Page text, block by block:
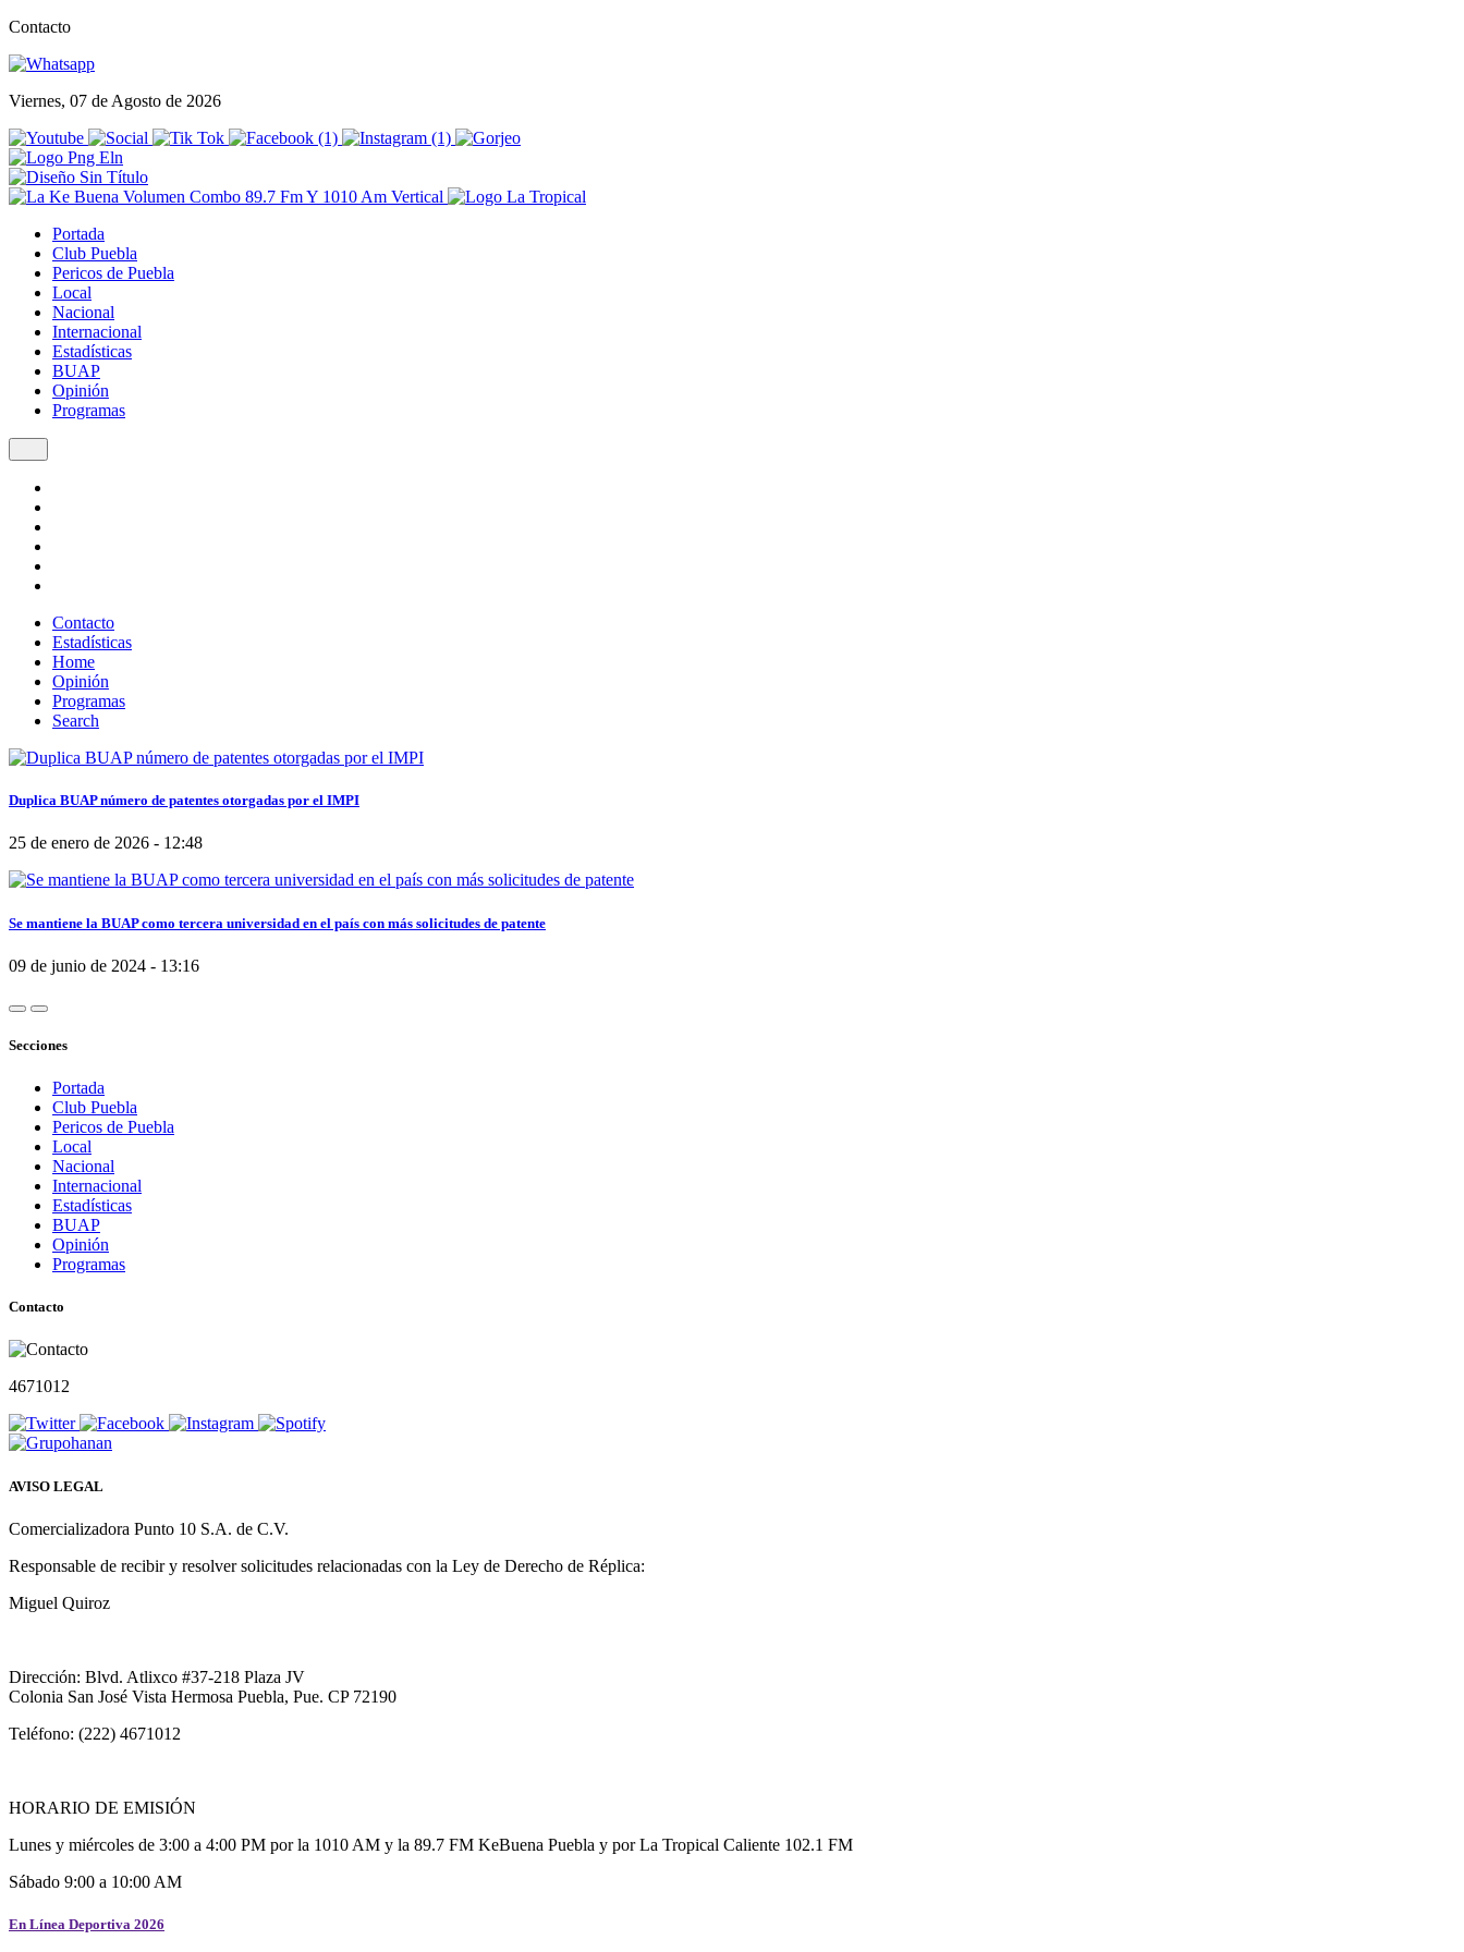
Contacto
Viernes, 07 de Agosto de 2026
Portada
Club Puebla
Pericos de Puebla
Local
Nacional
Internacional
Estadísticas
BUAP
Opinión
Programas
Contacto
Estadísticas
Home
Opinión
Programas
Search
Duplica BUAP número de patentes otorgadas por el IMPI
25 de enero de 2026 - 12:48
Se mantiene la BUAP como tercera universidad en el país con más solicitudes de patente
09 de junio de 2024 - 13:16
Secciones
Portada
Club Puebla
Pericos de Puebla
Local
Nacional
Internacional
Estadísticas
BUAP
Opinión
Programas
Contacto
4671012
AVISO LEGAL
Comercializadora Punto 10 S.A. de C.V.
Responsable de recibir y resolver solicitudes relacionadas con la Ley de Derecho de Réplica:
Miguel Quiroz
Dirección: Blvd. Atlixco #37-218 Plaza JV
Colonia San José Vista Hermosa Puebla, Pue. CP 72190
Teléfono: (222) 4671012
HORARIO DE EMISIÓN
Lunes y miércoles de 3:00 a 4:00 PM por la 1010 AM y la 89.7 FM KeBuena Puebla y por La Tropical Caliente 102.1 FM
Sábado 9:00 a 10:00 AM
En Línea Deportiva 2026